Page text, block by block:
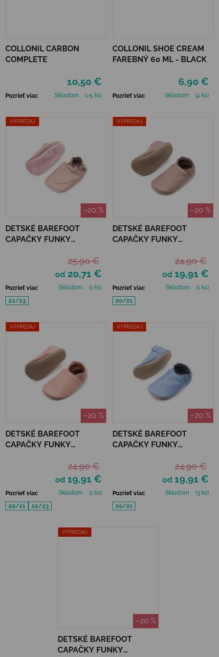
COLLONIL CARBON
COMPLETE
10,50 €
Pozrieť viac Skladom (>5 ks)
COLLONIL SHOE CREAM
FAREBNÝ 60 ML - BLACK
6,90 €
Pozrieť viac Skladom (4 ks)
VÝPREDAJ
–20 %
DETSKÉ BAREFOOT
CAPAČKY FUNKY
od 20,71 €
25,90 €
Pozrieť viac Skladom
(1 ks)
22/23
VÝPREDAJ
–20 %
DETSKÉ BAREFOOT
CAPAČKY FUNKY
od 19,91 €
24,90 €
Pozrieť viac Skladom
(1 ks)
20/21
VÝPREDAJ
–20 %
DETSKÉ BAREFOOT
CAPAČKY FUNKY
od 19,91 €
24,90 €
Pozrieť viac Skladom
(1 ks)
20/21
22/23
VÝPREDAJ
–20 %
DETSKÉ BAREFOOT
CAPAČKY FUNKY
od 19,91 €
24,90 €
Pozrieť viac Skladom
(3 ks)
20/21
VÝPREDAJ
–20 %
DETSKÉ BAREFOOT
CAPAČKY FUNKY